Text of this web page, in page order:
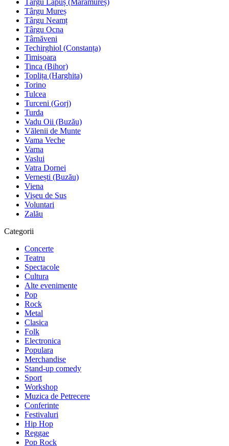
Târgu Lăpuș (Maramureș)
Târgu Mureș
Târgu Neamț
Târgu Ocna
Târnăveni
Techirghiol (Constanța)
Timișoara
Tinca (Bihor)
Toplița (Harghita)
Torino
Tulcea
Turceni (Gorj)
Turda
Vadu Oii (Buzău)
Vălenii de Munte
Vama Veche
Varna
Vaslui
Vatra Dornei
Vernești (Buzău)
Viena
Vișeu de Sus
Voluntari
Zalău
Categorii
Concerte
Teatru
Spectacole
Cultura
Alte evenimente
Pop
Rock
Metal
Clasica
Folk
Electronica
Populara
Merchandise
Stand-up comedy
Sport
Workshop
Muzica de Petrecere
Conferinte
Festivaluri
Hip Hop
Reggae
Pop Rock